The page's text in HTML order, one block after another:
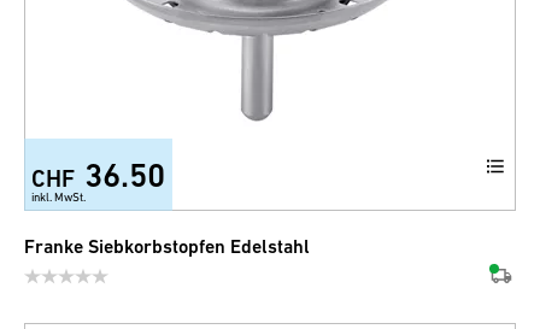
CHF 36.50
inkl. MwSt.
Franke Siebkorbstopfen Edelstahl